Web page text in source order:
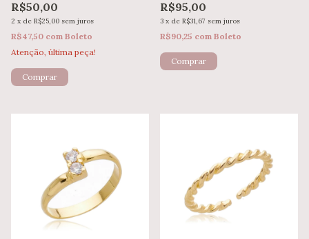
R$50,00
2 x de R$25,00 sem juros
R$47,50 com Boleto
Atenção, última peça!
Comprar
R$95,00
3 x de R$31,67 sem juros
R$90,25 com Boleto